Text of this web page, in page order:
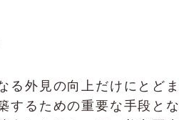
る外見の向上だけにとど
するための重要な手段と